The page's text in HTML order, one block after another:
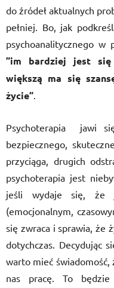
do źródeł aktualnych
pełniej. Bo, jak
psychoanalitycznego w
”im bardziej jest się
większą ma się
życie”.
Psychoterapia jawi
bezpiecznego,
przyciąga, drugich
psychoterapia jest
jeśli wydaje się, że
(emocjonalnym,
się zwraca i sprawia, że
dotychczas. Decydując
warto mieć
nas pracę. To